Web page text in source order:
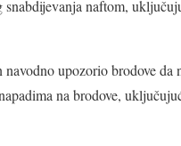
naftom,
navodno upozorio brodove da
na brodove,